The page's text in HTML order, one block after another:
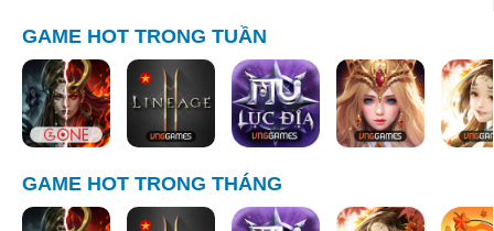
GAME HOT TRONG TUẦN
GAME HOT TRONG THÁNG